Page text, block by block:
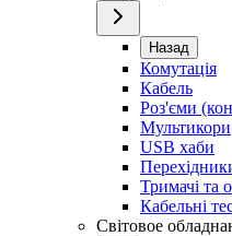
Назад
Комутація
Кабель
Роз'єми
Мультикори
USB хаби
Тримачі та
Кабельні
Світовое